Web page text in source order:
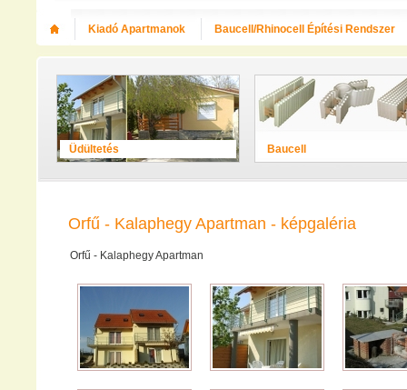
Kiadó Apartmanok Baucell/Rhinocell Építési Rendszer
Üdültetés Baucell
Orfű - Kalaphegy Apartman - képgaléria
Orfű - Kalaphegy Apartman